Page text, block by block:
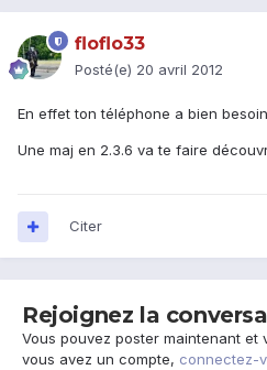
floflo33
Posté(e) 20 avril 2012
En effet ton téléphone a bien
Une maj en 2.3.6 va te faire
Citer
Rejoignez la
Vous pouvez poster maintenant et
vous avez un compte, connectez-